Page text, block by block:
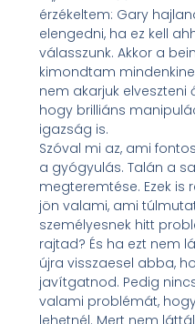
érzékeltem: Gary
elengedni, ha ez kell
válasszunk. Akkor a
kimondtam
nem akarjuk elveszteni
hogy brilliáns
igazság is.
Szóval mi az, ami
a gyógyulás. Talán a
megteremtése. Ezek is
jön valami, ami
személyesnek hitt
rajtad? És ha ezt nem
újra visszaesel abba,
javítgatnod. Pedig
valami problémát,
lehetnél. Mert nem